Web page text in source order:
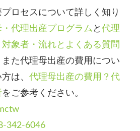
ロセスについて詳しく知り
代理出産プログラム と 代理
象者・流れとよくある質問
た代理母出産の費用につい
は、 代理母出産の費用？代
をご参考ください。
342-6046